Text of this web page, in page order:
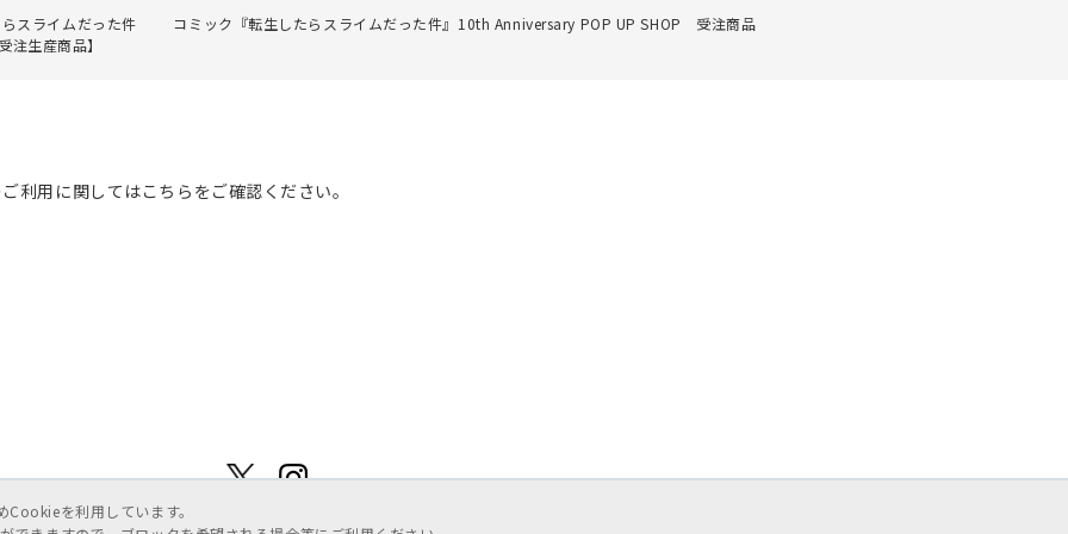
スライムだった件
コミック『転生したらスライムだった件』10th Anniversary POP UP SHOP 受注商品
生産商品】
利用に関してはこちらをご確認ください。
を利用しています。